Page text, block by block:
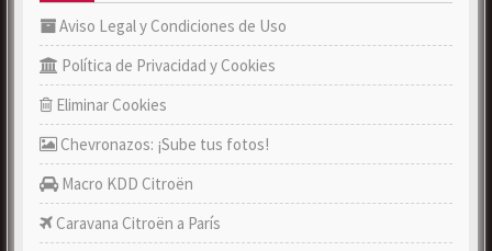
Aviso Legal y Condiciones de Uso
Política de Privacidad y Cookies
Eliminar Cookies
Chevronazos: ¡Sube tus fotos!
Macro KDD Citroën
Caravana Citroën a París